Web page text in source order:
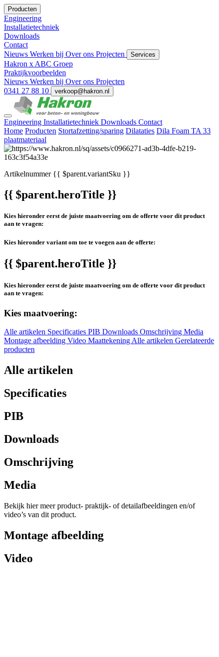
Producten
Engineering
Installatietechniek
Downloads
Contact
Nieuws Werken bij Over ons Projecten Services
Hakron x ABC Groep
Praktijkvoorbeelden
Nieuws Werken bij Over ons Projecten
0341 27 88 10
verkoop@hakron.nl
Engineering Installatietechniek Downloads Contact
Home Producten Stortafzetting/sparing Dilataties Dila Foam TA 33
plaatmateriaal
Artikelnummer{{ $parent.variantSku }}
{{ $parent.heroTitle }}
Kies hieronder eerst de juiste maatvoering om de offerte voor dit product
aan te vragen:
Kies hieronder variant om toe te voegen aan de offerte:
{{ $parent.heroTitle }}
Kies hieronder eerst de juiste maatvoering om de offerte voor dit product
aan te vragen:
Kies maatvoering:
Alle artikelen Specificaties PIB Downloads Omschrijving Media
Montage afbeelding Video MaattekeningAlle artikelen Gerelateerde
producten
Alle artikelen
Specificaties
PIB
Downloads
Omschrijving
Media
Bekijk hier meer product- praktijk- of detailafbeeldingen en/of
video’s van dit product.
Montage afbeelding
Video